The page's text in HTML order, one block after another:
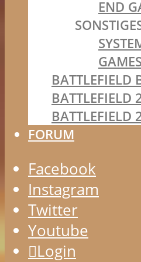
END
BATTLEFIELD
BATTLEFIELD
BATTLEFIELD
FORUM
Facebook
Instagram
Twitter
Youtube
Login